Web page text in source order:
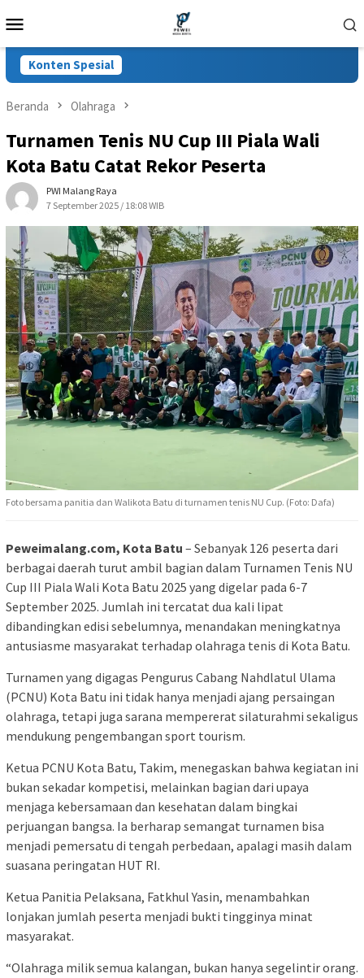
ke
Mobile
Konten Spesial
Beranda Olahraga
Turnamen Tenis NU Cup III Piala Wali
Kota Batu Catat Rekor Peserta
PWI Malang Raya
7 September 2025 / 18:08 WIB
Foto bersama panitia dan Walikota Batu di turnamen tenis NU Cup. (Foto: Dafa)
Peweimalang.com, Kota Batu – Sebanyak 126 peserta dari
berbagai daerah turut ambil bagian dalam Turnamen Tenis NU
Cup III Piala Wali Kota Batu 2025 yang digelar pada 6-7
September 2025. Jumlah ini tercatat dua kali lipat
dibandingkan edisi sebelumnya, menandakan meningkatnya
antusiasme masyarakat terhadap olahraga tenis di Kota Batu.
Turnamen yang digagas Pengurus Cabang Nahdlatul Ulama
(PCNU) Kota Batu ini tidak hanya menjadi ajang persaingan
olahraga, tetapi juga sarana mempererat silaturahmi sekaligus
mendukung pengembangan sport tourism.
Ketua PCNU Kota Batu, Takim, menegaskan bahwa kegiatan ini
bukan sekadar kompetisi, melainkan bagian dari upaya
menjaga kebersamaan dan kesehatan dalam bingkai
perjuangan bangsa. Ia berharap semangat turnamen bisa
menjadi pemersatu di tengah perbedaan, apalagi masih dalam
suasana peringatan HUT RI.
Ketua Panitia Pelaksana, Fatkhul Yasin, menambahkan
lonjakan jumlah peserta menjadi bukti tingginya minat
masyarakat.
“Olahraga milik semua kalangan, bukan hanya segelintir orang.